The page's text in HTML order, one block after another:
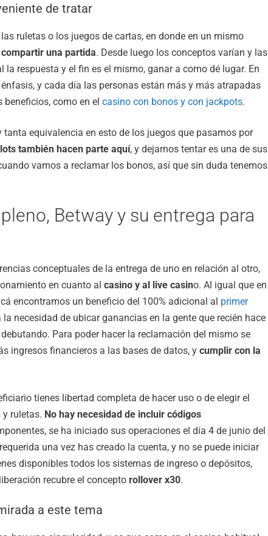
de tratar
ruletas o los juegos de cartas, en donde en un mismo
una partida. Desde luego los conceptos varían y las
respuesta y el fin es el mismo, ganar a como dé lugar. En
y cada día las personas están más y más atrapadas
beneficios, como en el casino con bonos y con jackpots.
equivalencia en esto de los juegos que pasamos por
también hacen parte aquí, y dejarnos tentar es una de sus
vamos a reclamar los bonos, así que sin duda tenemos
Betway y su entrega para
conceptuales de la entrega de uno en relación al otro,
en cuanto al casino y al live casino. Al igual que en
encontramos un beneficio del 100% adicional al primer
la necesidad de ubicar ganancias en la gente que recién hace
Para poder hacer la reclamación del mismo se
ingresos financieros a las bases de datos, y cumplir con la
tienes libertad completa de hacer uso o de elegir el
y ruletas. No hay necesidad de incluir códigos
se ha iniciado sus operaciones el día 4 de junio del
una vez has creado la cuenta, y no se puede iniciar
disponibles todos los sistemas de ingreso o depósitos,
recubre el concepto rollover x30.
a este tema